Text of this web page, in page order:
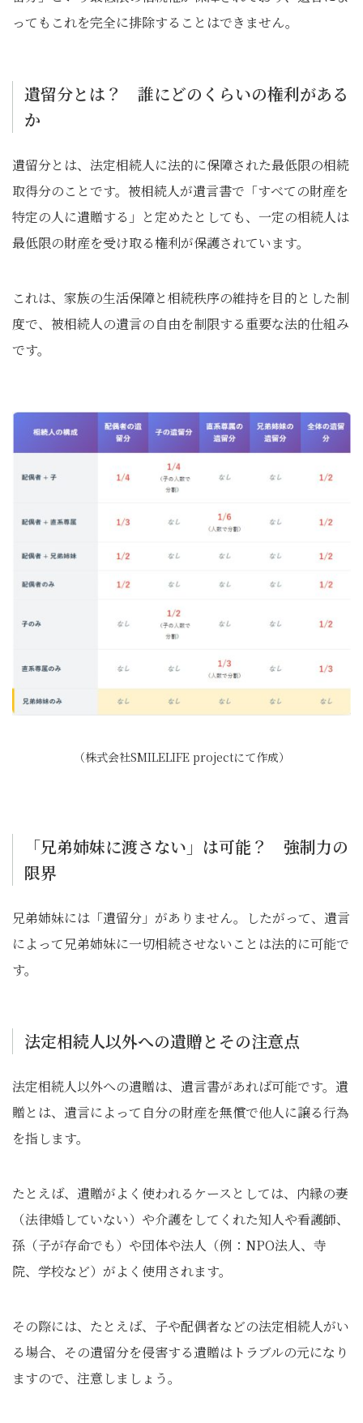
ってもこれを完全に排除することはできません。
遺留分とは？ 誰にどのくらいの権利がある
か
遺留分とは、法定相続人に法的に保障された最低限の相続
取得分のことです。被相続人が遺言書で「すべての財産を
特定の人に遺贈する」と定めたとしても、一定の相続人は
最低限の財産を受け取る権利が保護されています。
これは、家族の生活保障と相続秩序の維持を目的とした制
度で、被相続人の遺言の自由を制限する重要な法的仕組み
です。
（株式会社SMILELIFE projectにて作成）
「兄弟姉妹に渡さない」は可能？ 強制力の
限界
兄弟姉妹には「遺留分」がありません。したがって、遺言
によって兄弟姉妹に一切相続させないことは法的に可能で
す。
法定相続人以外への遺贈とその注意点
法定相続人以外への遺贈は、遺言書があれば可能です。遺
贈とは、遺言によって自分の財産を無償で他人に譲る行為
を指します。
たとえば、遺贈がよく使われるケースとしては、内縁の妻
（法律婚していない）や介護をしてくれた知人や看護師、
孫（子が存命でも）や団体や法人（例：NPO法人、寺
院、学校など）がよく使用されます。
その際には、たとえば、子や配偶者などの法定相続人がい
る場合、その遺留分を侵害する遺贈はトラブルの元になり
ますので、注意しましょう。